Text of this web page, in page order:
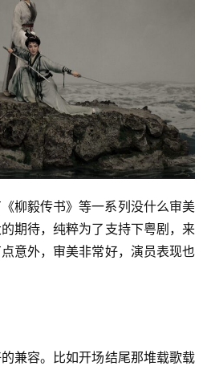
柳毅传书》等一系列没什么审美
期待，纯粹为了支持下粤剧，来
意外，审美非常好，演员表现也
兼容。比如开场结尾那堆载歌载